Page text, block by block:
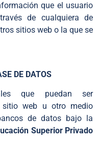
que el usuario
de cualquiera de
sitios web o la que se
DE DATOS
que puedan ser
sitio web u otro medio
de datos bajo la
Superior Privado